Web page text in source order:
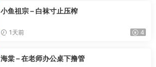
小鱼祖宗 – 白袜寸止压榨
1天前 4
海棠 – 在老师办公桌下撸管